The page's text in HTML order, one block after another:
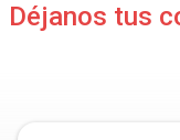
Déjanos tus